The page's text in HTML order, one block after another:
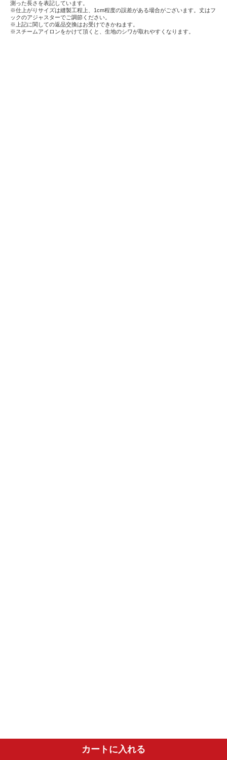
測った長さを表記しています。
※仕上がりサイズは縫製工程上、1cm程度の誤差がある場合がございます。丈はフ
ックのアジャスターでご調節ください。
※上記に関しての返品交換はお受けできかねます。
※スチームアイロンをかけて頂くと、生地のシワが取れやすくなります。
カートに入れる